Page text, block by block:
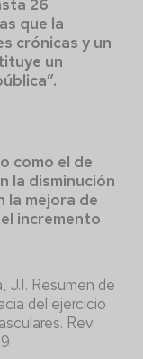
26
que la
crónicas y un
un
como el de
la disminución
la mejora de
incremento
J.I. Resumen de
del ejercicio
Rev.